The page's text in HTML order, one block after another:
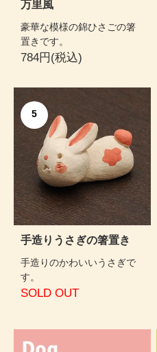
万里風
豪華な模様の錦ひさごの箸
置きです。
784円(税込)
5
手造りうさぎの箸置き
手造りのかわいいうさぎで
す。
SOLD OUT